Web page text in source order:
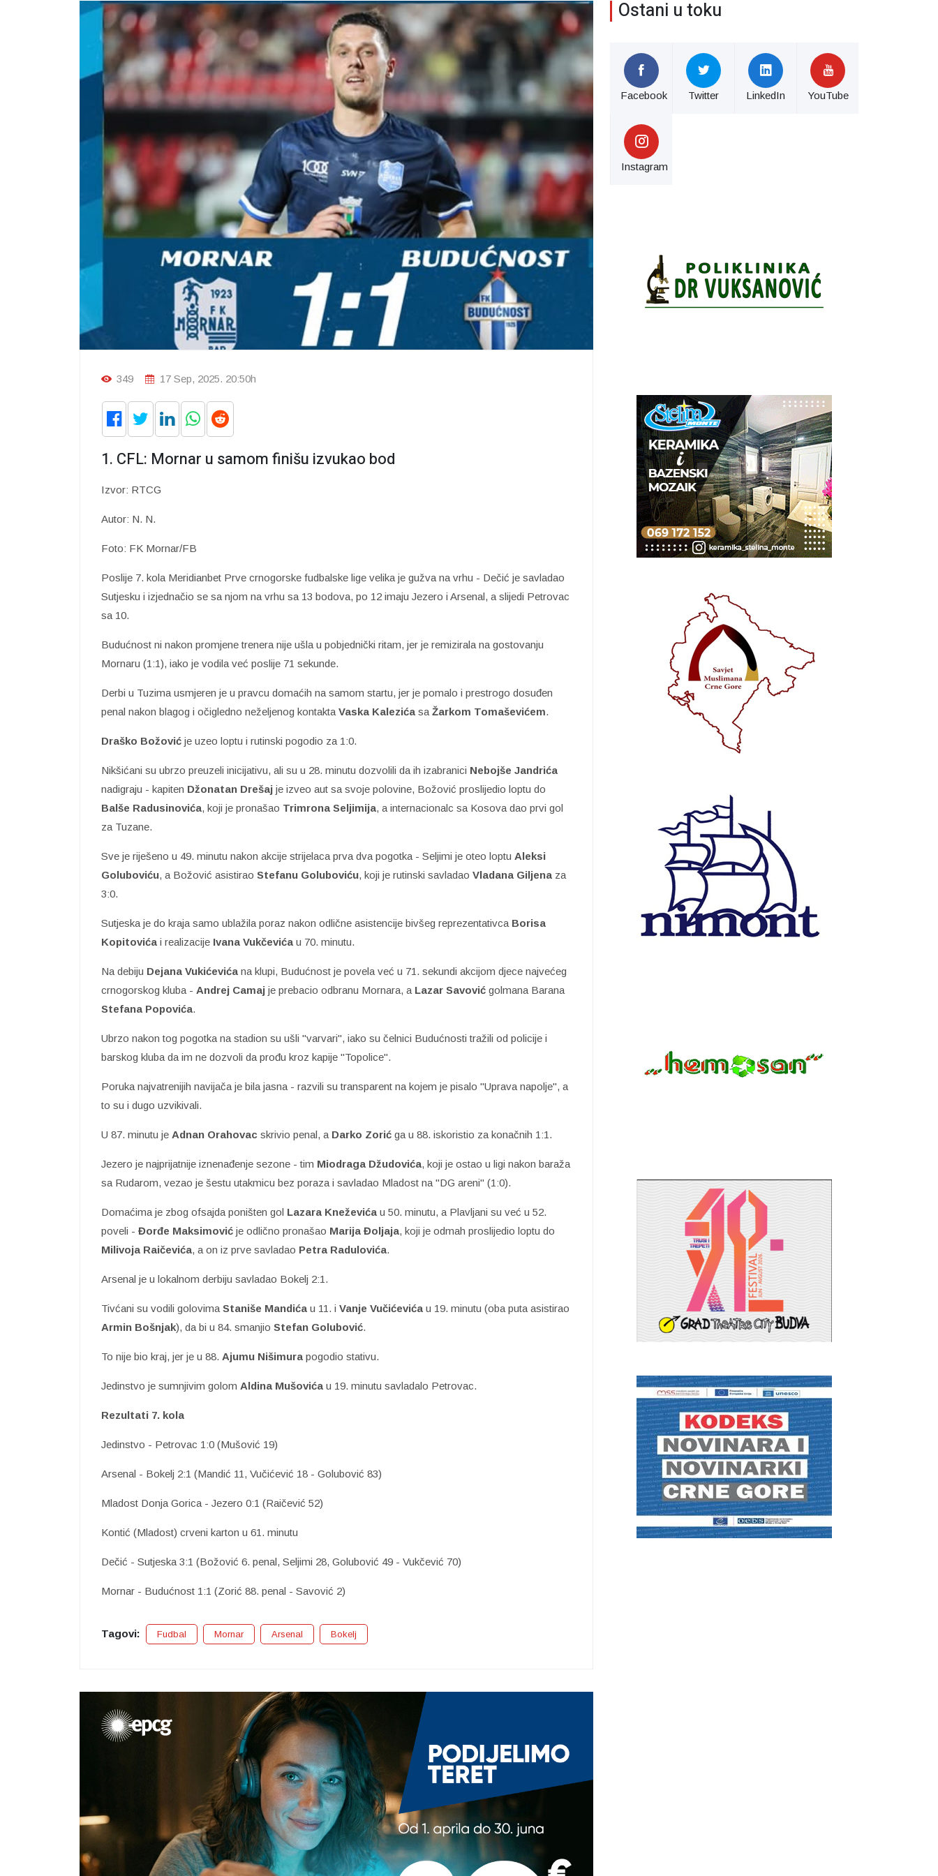
349 17 Sep, 2025. 20:50h
1. CFL: Mornar u samom finišu izvukao bod
Izvor: RTCG
Autor: N. N.
Foto: FK Mornar/FB
Poslije 7. kola Meridianbet Prve crnogorske fudbalske lige velika je gužva na vrhu - Dečić je savladao
Sutjesku i izjednačio se sa njom na vrhu sa 13 bodova, po 12 imaju Jezero i Arsenal, a slijedi Petrovac
sa 10.
Budućnost ni nakon promjene trenera nije ušla u pobjednički ritam, jer je remizirala na gostovanju
Mornaru (1:1), iako je vodila već poslije 71 sekunde.
Derbi u Tuzima usmjeren je u pravcu domaćih na samom startu, jer je pomalo i prestrogo dosuđen
penal nakon blagog i očigledno neželjenog kontakta Vaska Kalezića sa Žarkom Tomaševićem.
Draško Božović je uzeo loptu i rutinski pogodio za 1:0.
Nikšićani su ubrzo preuzeli inicijativu, ali su u 28. minutu dozvolili da ih izabranici Nebojše Jandrića
nadigraju - kapiten Džonatan Drešaj je izveo aut sa svoje polovine, Božović proslijedio loptu do
Balše Radusinovića, koji je pronašao Trimrona Seljimija, a internacionalc sa Kosova dao prvi gol
za Tuzane.
Sve je riješeno u 49. minutu nakon akcije strijelaca prva dva pogotka - Seljimi je oteo loptu Aleksi
Goluboviću, a Božović asistirao Stefanu Goluboviću, koji je rutinski savladao Vladana Giljena za
3:0.
Sutjeska je do kraja samo ublažila poraz nakon odlične asistencije bivšeg reprezentativca Borisa
Kopitovića i realizacije Ivana Vukčevića u 70. minutu.
Na debiju Dejana Vukićevića na klupi, Budućnost je povela već u 71. sekundi akcijom djece najvećeg
crnogorskog kluba - Andrej Camaj je prebacio odbranu Mornara, a Lazar Savović golmana Barana
Stefana Popovića.
Ubrzo nakon tog pogotka na stadion su ušli "varvari", iako su čelnici Budućnosti tražili od policije i
barskog kluba da im ne dozvoli da prođu kroz kapije "Topolice".
Poruka najvatrenijih navijača je bila jasna - razvili su transparent na kojem je pisalo "Uprava napolje", a
to su i dugo uzvikivali.
U 87. minutu je Adnan Orahovac skrivio penal, a Darko Zorić ga u 88. iskoristio za konačnih 1:1.
Jezero je najprijatnije iznenađenje sezone - tim Miodraga Džudovića, koji je ostao u ligi nakon baraža
sa Rudarom, vezao je šestu utakmicu bez poraza i savladao Mladost na "DG areni" (1:0).
Domaćima je zbog ofsajda poništen gol Lazara Kneževića u 50. minutu, a Plavljani su već u 52.
poveli - Đorđe Maksimović je odlično pronašao Marija Đoljaja, koji je odmah proslijedio loptu do
Milivoja Raičevića, a on iz prve savladao Petra Radulovića.
Arsenal je u lokalnom derbiju savladao Bokelj 2:1.
Tivćani su vodili golovima Staniše Mandića u 11. i Vanje Vučićevića u 19. minutu (oba puta asistirao
Armin Bošnjak), da bi u 84. smanjio Stefan Golubović.
To nije bio kraj, jer je u 88. Ajumu Nišimura pogodio stativu.
Jedinstvo je sumnjivim golom Aldina Mušovića u 19. minutu savladalo Petrovac.
Rezultati 7. kola
Jedinstvo - Petrovac 1:0 (Mušović 19)
Arsenal - Bokelj 2:1 (Mandić 11, Vučićević 18 - Golubović 83)
Mladost Donja Gorica - Jezero 0:1 (Raičević 52)
Kontić (Mladost) crveni karton u 61. minutu
Dečić - Sutjeska 3:1 (Božović 6. penal, Seljimi 28, Golubović 49 - Vukčević 70)
Mornar - Budućnost 1:1 (Zorić 88. penal - Savović 2)
Tagovi: Fudbal Mornar Arsenal Bokelj
Ostani u toku
Facebook Twitter LinkedIn YouTube
Instagram